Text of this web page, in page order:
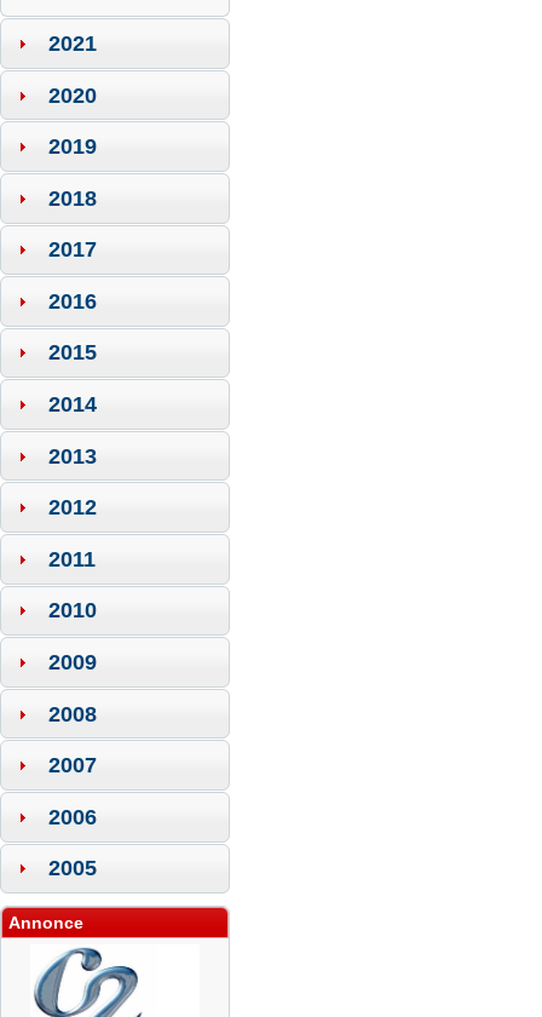
2021
2020
2019
2018
2017
2016
2015
2014
2013
2012
2011
2010
2009
2008
2007
2006
2005
Annonce